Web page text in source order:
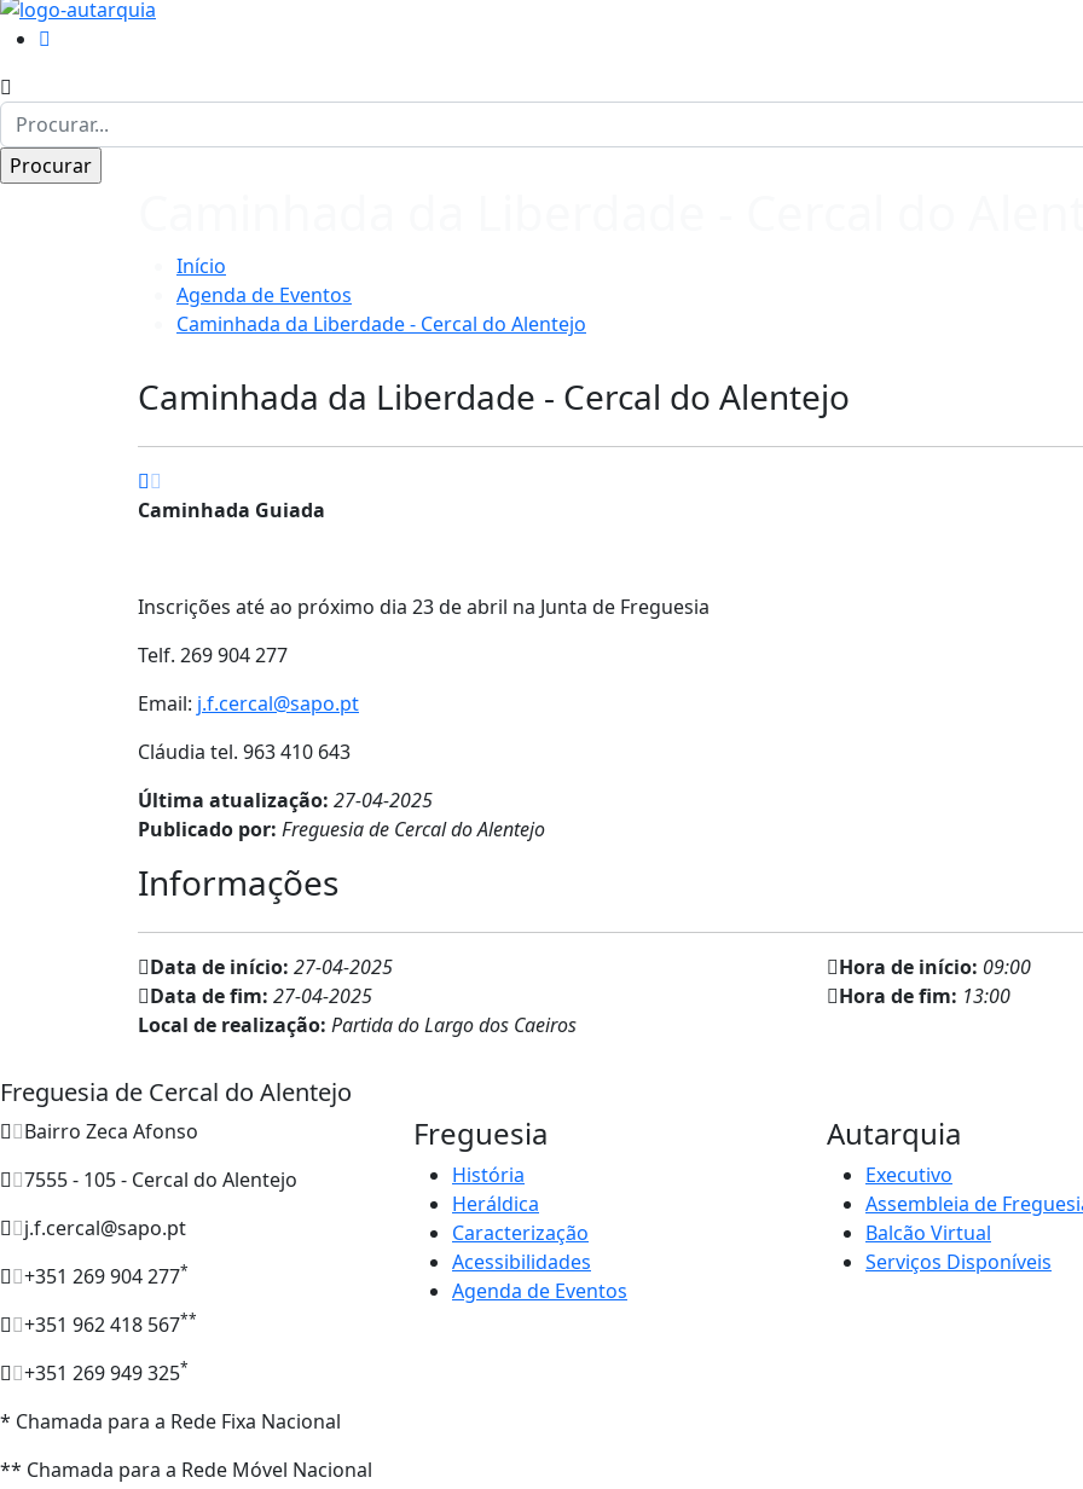
Início
Agenda de Eventos
Caminhada da Liberdade - Cercal do Alentejo
Caminhada da Liberdade - Cercal do Alentejo
Caminhada Guiada
Inscrições até ao próximo dia 23 de abril na Junta de Freguesia
Telf. 269 904 277
Email: j.f.cercal@sapo.pt
Cláudia tel. 963 410 643
Última atualização: 27-04-2025
Publicado por: Freguesia de Cercal do Alentejo
Informações
Data de início: 27-04-2025 Hora de início: 09:00
Data de fim: 27-04-2025 Hora de fim: 13:00
Local de realização: Partida do Largo dos Caeiros
Freguesia de Cercal do Alentejo
Bairro Zeca Afonso
7555 - 105 - Cercal do Alentejo
j.f.cercal@sapo.pt
+351 269 904 277*
+351 962 418 567**
+351 269 949 325*
* Chamada para a Rede Fixa Nacional
** Chamada para a Rede Móvel Nacional
Freguesia
História
Heráldica
Caracterização
Acessibilidades
Agenda de Eventos
Autarquia
Executivo
Assembleia de
Balcão Virtual
Serviços Disponíveis